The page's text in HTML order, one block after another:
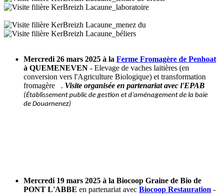
Mercredi 26 mars 2025 à la Ferme Fromagère de Penhoat
à QUEMENEVEN - Elevage de vaches laitières (en
conversion vers l'Agriculture Biologique) et transformation
fromagère . Visite organisée en partenariat avec l'EPAB
(Établissement public de gestion et d’aménagement de la baie
de Douarnenez)
Mercredi 19 mars 2025 à la Biocoop Graine de Bio de
PONT L'ABBE en partenariat avec Biocoop Restauration -